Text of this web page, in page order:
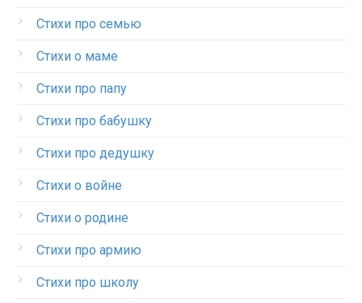
Стихи про семью
Стихи о маме
Стихи про папу
Стихи про бабушку
Стихи про дедушку
Стихи о войне
Стихи о родине
Стихи про армию
Стихи про школу